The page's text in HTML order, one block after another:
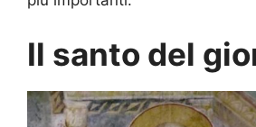
Il santo del